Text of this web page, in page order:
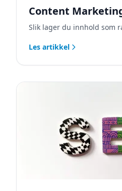
Content
Slik lager du innhold som
Les artikkel